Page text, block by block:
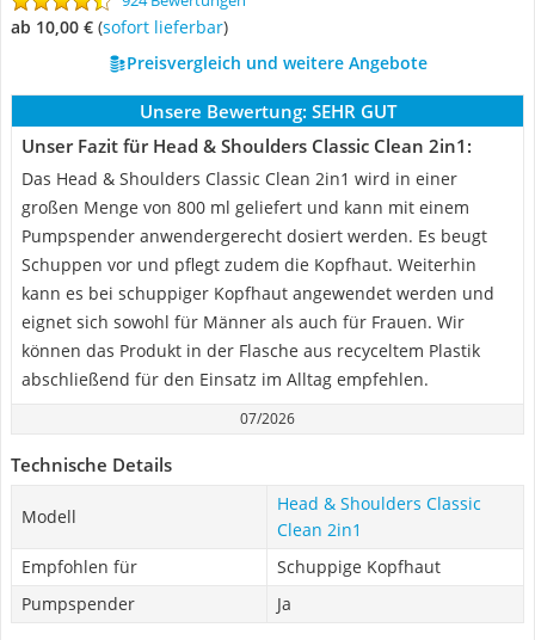
ab 10,00 € ( Sofort lieferbar)
Preisvergleich und weitere Angebote
Unsere Bewertung: SEHR GUT
Unser Fazit für Head & Shoulders Classic Clean 2in1:
Das Head & Shoulders Classic Clean 2in1 wird in einer
großen Menge von 800 ml geliefert und kann mit einem
Pumpspender anwendergerecht dosiert werden. Es beugt
Schuppen vor und pflegt zudem die Kopfhaut. Weiterhin
kann es bei schuppiger Kopfhaut angewendet werden und
eignet sich sowohl für Männer als auch für Frauen. Wir
können das Produkt in der Flasche aus recyceltem Plastik
abschließend für den Einsatz im Alltag empfehlen.
07/2026
Technische Details
Modell
Head & Shoulders Classic
Clean 2in1
Empfohlen für
Schuppige Kopfhaut
Pumpspender
Ja